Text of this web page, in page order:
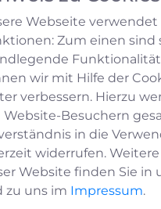
Webseite verwendet
Zum einen sind
wir mit Hilfe der
verbessern. Hierzu
Website-Besuchern
in die
widerrufen.
Website finden Sie in
zu uns im Impressum.